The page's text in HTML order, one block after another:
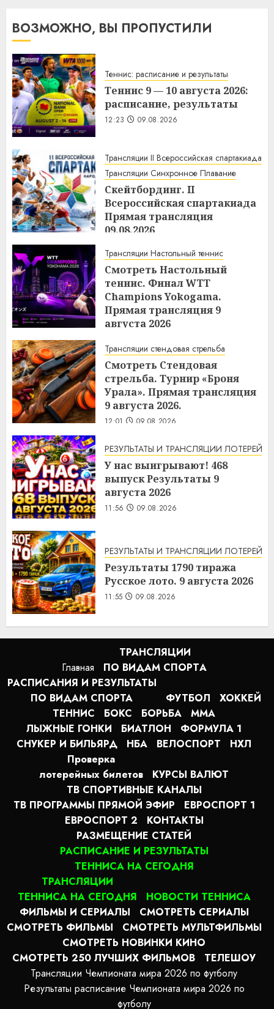
ВОЗМОЖНО, ВЫ ПРОПУСТИЛИ
Теннис: расписание и результаты
Теннис 9 — 10 августа 2026:
расписание, результаты
12:23 09.08.2026
Трансляции II Всероссийская спартакиада
Трансляции Синхронное Плавание
Скейтбординг. II
Всероссийская спартакиада
Прямая трансляция
09.08.2026
Трансляции Настольный теннис
Смотреть Настольный
теннис. Финал WTТ
Champions Yokogama.
Прямая трансляция 9
августа 2026
Трансляции стендовая стрельба
Смотреть Стендовая
стрельба. Турнир «Броня
Урала». Прямая трансляция
9 августа 2026.
12:01 09.08.2026
РЕЗУЛЬТАТЫ И ТРАНСЛЯЦИИ ЛОТЕРЕЙ
У нас выигрывают! 468
выпуск Результаты 9
августа 2026
11:56 09.08.2026
РЕЗУЛЬТАТЫ И ТРАНСЛЯЦИИ ЛОТЕРЕЙ
Результаты 1790 тиража
Русское лото. 9 августа 2026
11:55 09.08.2026
Главная
ТРАНСЛЯЦИИ
ПО ВИДАМ СПОРТA
РАСПИСАНИЯ И РЕЗУЛЬТАТЫ
ПО ВИДАМ СПОРТА
ФУТБОЛ
ХОККЕЙ
ТЕННИС
БОКС БОРЬБА
MMA
ЛЫЖНЫЕ ГОНКИ
БИАТЛОН
ФОРМУЛА 1
СНУКЕР И БИЛЬЯРД
НБА ВЕЛОСПОРТ
НХЛ
Проверка
лотерейных билетов
КУРСЫ ВАЛЮТ
ТВ СПОРТИВНЫЕ КАНАЛЫ
ТВ ПРОГРАММЫ ПРЯМОЙ ЭФИР
ЕВРОСПОРТ 1
ЕВРОСПОРТ 2
КОНТАКТЫ
РАЗМЕЩЕНИЕ СТАТЕЙ
РАСПИСАНИЕ И РЕЗУЛЬТАТЫ
ТЕННИСА НА СЕГОДНЯ
ТРАНСЛЯЦИИ
ТЕННИСА НА СЕГОДНЯ
НОВОСТИ ТЕННИСА
ФИЛЬМЫ И СЕРИАЛЫ
СМОТРЕТЬ СЕРИАЛЫ
СМОТРЕТЬ ФИЛЬМЫ
СМОТРЕТЬ МУЛЬТФИЛЬМЫ
СМОТРЕТЬ НОВИНКИ КИНО
СМОТРЕТЬ 250 ЛУЧШИХ ФИЛЬМОВ
ТЕЛЕШОУ
Трансляции Чемпионата мира 2026 по футболу
Результаты расписание Чемпионата мира 2026 по
футболу